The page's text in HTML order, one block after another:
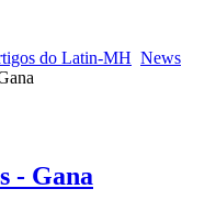
do Latin-MH News
- Gana